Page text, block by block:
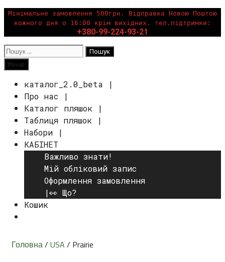
Перейти
вмісту
Мінімальне замовлення 500грн. Відправка Новою Поштою
кожного дня о 16:00 крім вихідних. тел.підтримки:
+380-99-224-93-21
Пошук:
Пошук
Меню
каталог_2.0_beta |
Про нас |
Каталог пляшок |
Таблиця пляшок |
Набори |
КАБІНЕТ
Важливо знати!
Мій обліковий запис
Оформлення замовлення
|👀 Що?
Кошик
Головна/ USA / Prairie